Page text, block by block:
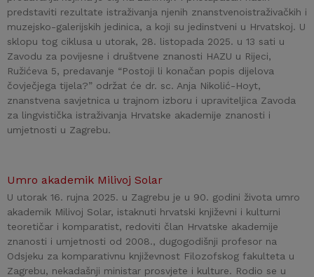
predstaviti rezultate istraživanja njenih znanstvenoistraživačkih i
muzejsko-galerijskih jedinica, a koji su jedinstveni u Hrvatskoj. U
sklopu tog ciklusa u utorak, 28. listopada 2025. u 13 sati u
Zavodu za povijesne i društvene znanosti HAZU u Rijeci,
Ružićeva 5, predavanje “Postoji li konačan popis dijelova
čovječjega tijela?” održat će dr. sc. Anja Nikolić-Hoyt,
znanstvena savjetnica u trajnom izboru i upraviteljica Zavoda
za lingvistička istraživanja Hrvatske akademije znanosti i
umjetnosti u Zagrebu.
Umro akademik Milivoj Solar
U utorak 16. rujna 2025. u Zagrebu je u 90. godini života umro
akademik Milivoj Solar, istaknuti hrvatski književni i kulturni
teoretičar i komparatist, redoviti član Hrvatske akademije
znanosti i umjetnosti od 2008., dugogodišnji profesor na
Odsjeku za komparativnu književnost Filozofskog fakulteta u
Zagrebu, nekadašnji ministar prosvjete i kulture. Rodio se u